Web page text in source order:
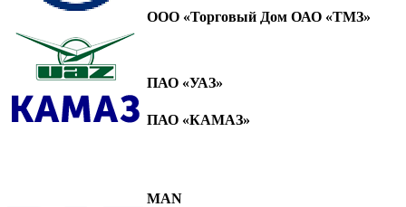
ООО «Торговый Дом ОАО «ТМЗ»
ПАО «УАЗ»
ПАО «КАМАЗ»
MAN